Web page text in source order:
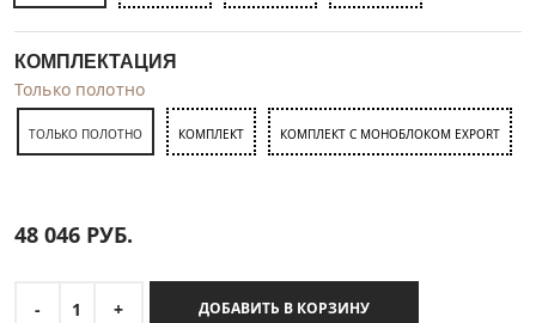
КОМПЛЕКТАЦИЯ
Только полотно
ТОЛЬКО ПОЛОТНО КОМПЛЕКТ КОМПЛЕКТ С МОНОБЛОКОМ EXPORT
48 046 РУБ.
- 1 + ДОБАВИТЬ В КОРЗИНУ